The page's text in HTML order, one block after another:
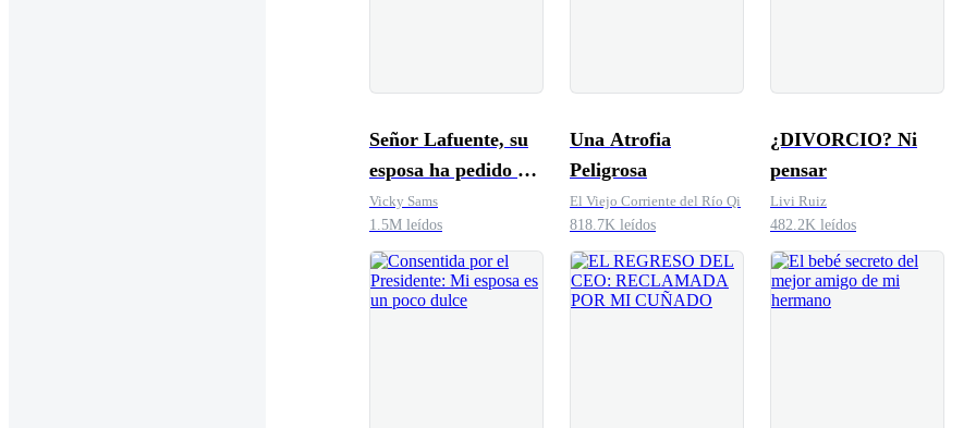
Señor Lafuente, su
esposa ha pedido el
divorcio hace
tiempo
Vicky Sams
1.5M leídos
Una Atrofia
Peligrosa
El Viejo Corriente del Río Qi
818.7K leídos
¿DIVORCIO? Ni
pensar
Livi Ruiz
482.2K leídos